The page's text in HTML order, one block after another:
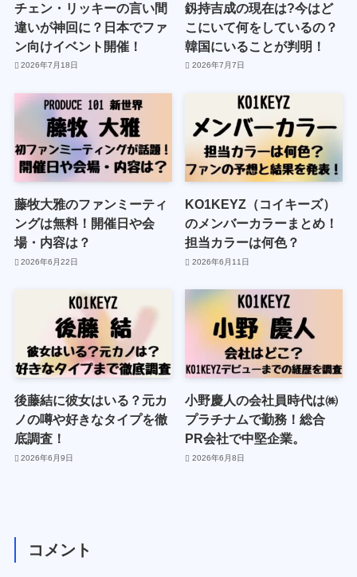
チェン・リッキーの言い間
違いが神回に？日本でファ
ン向けイベント開催！
2026年7月18日
釼持吉成の現在は?今はど
こにいて何をしているの？
韓国にいることが判明！
2026年7月7日
藤牧大雅のファンミーティ
ングは無料！開催日や会
場・内容は？
2026年6月22日
KO1KEYZ（コイキーズ）
のメンバーカラーまとめ！
担当カラーは何色？
2026年6月11日
後藤結に彼女はいる？元カ
ノの噂や好きなタイプを徹
底調査！
2026年6月9日
小野慶人の会社員時代は㈱
プラチナムで勤務！総合
PR会社で中堅企業。
2026年6月8日
コメント